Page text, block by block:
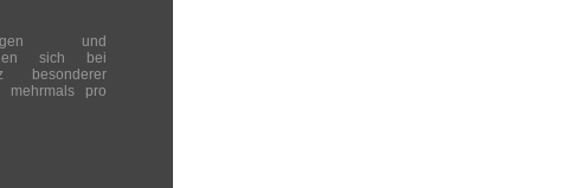
und
sich bei
besonderer
mehrmals pro